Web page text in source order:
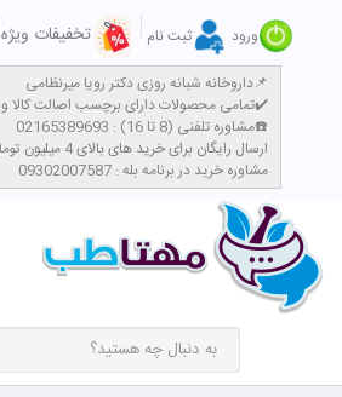
ورود ثبت نام تخفیفات ویژه
داروخانه شبانه روزی دکتر رویا میرنظامی📌
تمامی محصولات دارای برچسب اصالت کالا و سیب سلامت میباشند✔️
مشاوره تلفنی (8 تا 16) : 02165389693☎️
​ارسال رایگان برای خرید های بالای 4 میلیون تومان با پست پیشتاز
مشاوره خرید در برنامه بله : 09302007587